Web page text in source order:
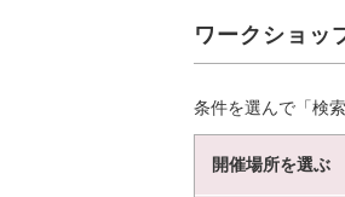
ワークショッ
条件を選んで「検
開催場所を選ぶ